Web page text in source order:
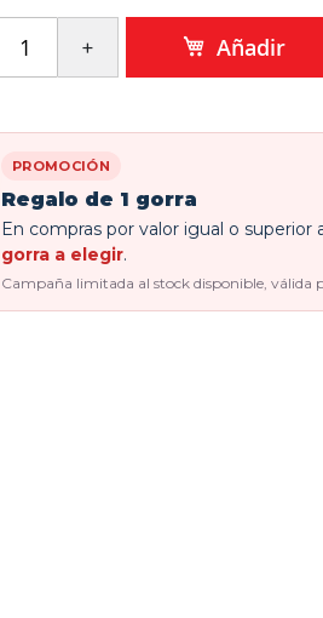
Añadir
PROMOCIÓN
Regalo de 1 gorra
En compras por valor igual o superior
gorra a elegir.
Campaña limitada al stock disponible, válida